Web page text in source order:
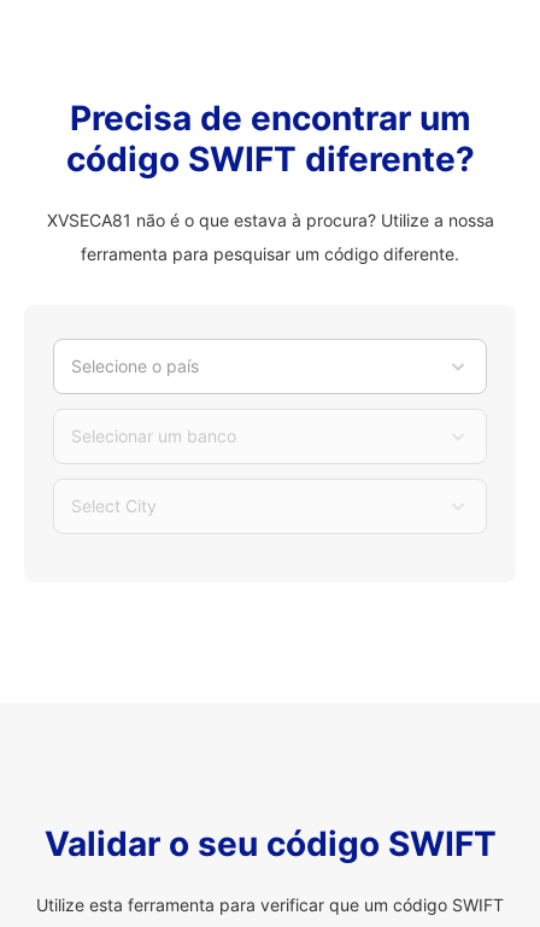
Precisa de encontrar um
código SWIFT diferente?
XVSECA81 não é o que estava à procura? Utilize a nossa
ferramenta para pesquisar um código diferente.
Selecione o país
Selecionar um banco
Select City
Validar o seu código SWIFT
Utilize esta ferramenta para verificar que um código SWIFT